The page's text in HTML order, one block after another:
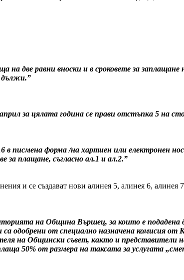
на две равни вноски и в сроковете за
дължи.”
за цялата година се прави отстъпка 5 на
в писмена форма /на хартиен или електронен
за плащане, съгласно ал.1 и ал.2.”
и се създават нови алинея 5, алинея 6, алинея
на Община Вършец, за които е подадена
са одобрени от специално назначена комисия
на Общински съвет, както и представители
50% от размера на таксата за услугата